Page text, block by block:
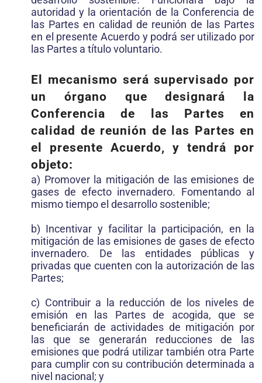
autoridad y la orientación de la Conferencia de
las Partes en calidad de reunión de las Partes
en el presente Acuerdo y podrá ser utilizado por
las Partes a título voluntario.
El mecanismo será supervisado por
un órgano que designará la
Conferencia de las Partes en
calidad de reunión de las Partes en
el presente Acuerdo, y tendrá por
objeto:
a) Promover la mitigación de las emisiones de
gases de efecto invernadero. Fomentando al
mismo tiempo el desarrollo sostenible;
b) Incentivar y facilitar la participación, en la
mitigación de las emisiones de gases de efecto
invernadero. De las entidades públicas y
privadas que cuenten con la autorización de las
Partes;
c) Contribuir a la reducción de los niveles de
emisión en las Partes de acogida, que se
beneficiarán de actividades de mitigación por
las que se generarán reducciones de las
emisiones que podrá utilizar también otra Parte
para cumplir con su contribución determinada a
nivel nacional; y